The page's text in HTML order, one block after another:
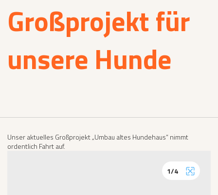
Großprojekt für
unsere Hunde
Unser aktuelles Großprojekt „Umbau altes Hundehaus“ nimmt
ordentlich Fahrt auf.
1/4 Vollbild